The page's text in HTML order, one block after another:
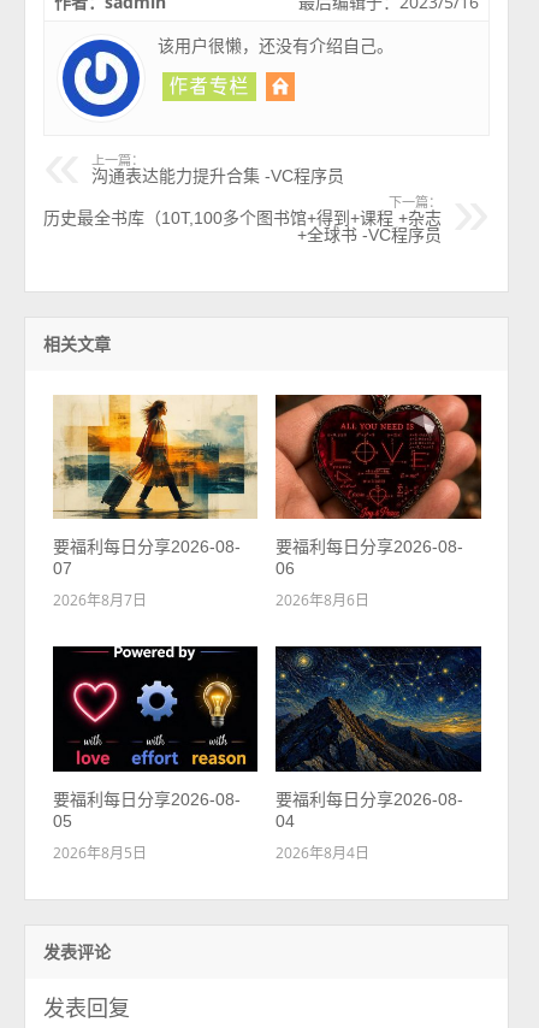
该用户很懒，还没有介绍自己。
上一篇：
沟通表达能力提升合集 -VC程序员
下一篇：
历史最全书库（10T,100多个图书馆+得到+课程 +杂志
+全球书 -VC程序员
相关文章
要福利每日分享2026-08-
07
2026年8月7日
要福利每日分享2026-08-
06
2026年8月6日
要福利每日分享2026-08-
05
2026年8月5日
要福利每日分享2026-08-
04
2026年8月4日
发表评论
发表回复